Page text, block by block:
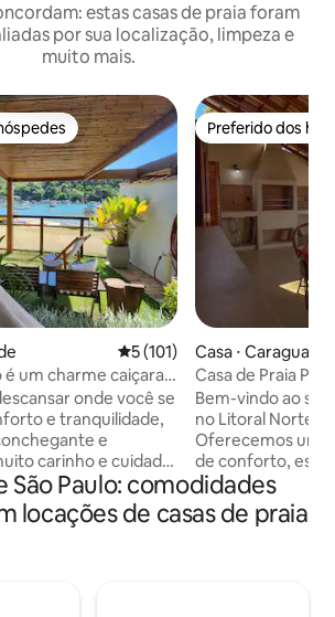
estas casas de praia foram
por sua localização, limpeza e
muito mais.
preferidos dos hóspedes
5 de uma avaliação média de
5 (101)
um charme caiçara,
onde você se
e tranquilidade,
e
carinho e cuidado
(um com cama queen
de solteiro,
casal), 01 banheiro e
Preferido dos
Preferido dos
Casa ⋅
Casa de Praia Pé
Bem-vindo ao
no Litoral Norte
Oferecemos
de conforto,
natureza — tudo
seus pés. Em
caminhando,
São Paulo: comodidades
locações de casas de praia